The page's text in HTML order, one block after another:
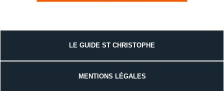
LE GUIDE ST CHRISTOPHE
MENTIONS LÉGALES